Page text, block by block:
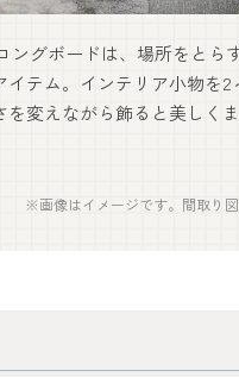
ングボードは、場所をとら
イテム。インテリア小物を2
を変えながら飾ると美しく
※画像はイメージです。間取り図